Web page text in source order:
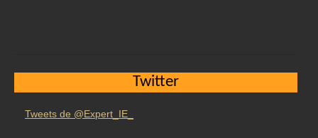
Twitter
Tweets de @Expert_IE_